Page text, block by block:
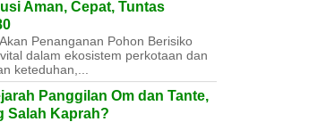
Aman, Cepat, Tuntas
Penanganan Pohon Berisiko
dalam ekosistem perkotaan dan
keteduhan,...
Panggilan Om dan Tante,
Salah Kaprah?